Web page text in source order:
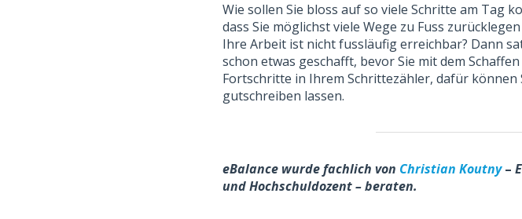
Wie sollen Sie bloss auf so viele Schritte am Tag
dass Sie möglichst viele Wege zu Fuss
Ihre Arbeit ist nicht fussläufig erreichbar? Dann
schon etwas geschafft, bevor Sie mit dem
Fortschritte in Ihrem Schrittezähler, dafür können
gutschreiben lassen.
eBalance wurde fachlich von Christian Koutny–
und Hochschuldozent– beraten.